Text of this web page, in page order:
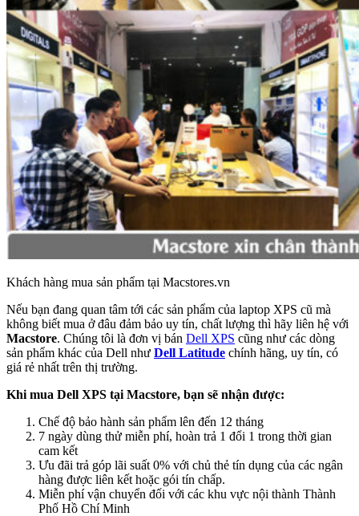
Khách hàng mua sản phẩm tại Macstores.vn
Nếu bạn đang quan tâm tới các sản phẩm của laptop XPS cũ mà
không biết mua ở đâu đảm bảo uy tín, chất lượng thì hãy liên hệ với
Macstore. Chúng tôi là đơn vị bán Dell XPS cũng như các dòng
sản phẩm khác của Dell như Dell Latitude chính hãng, uy tín, có
giá rẻ nhất trên thị trường.
Khi mua Dell XPS tại Macstore, bạn sẽ nhận được:
Chế độ bảo hành sản phẩm lên đến 12 tháng
7 ngày dùng thử miễn phí, hoàn trả 1 đổi 1 trong thời gian
cam kết
Ưu đãi trả góp lãi suất 0% với chủ thẻ tín dụng của các ngân
hàng được liên kết hoặc gói tín chấp.
Miễn phí vận chuyển đối với các khu vực nội thành Thành
Phố Hồ Chí Minh